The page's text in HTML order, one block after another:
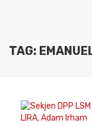
TAG: